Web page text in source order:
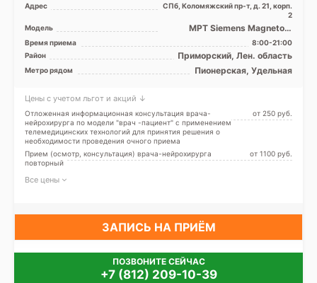
Адрес
СПб, Коломяжский пр-т, д. 21, корп.
2
Модель
МРТ Siemens Magnetom
Magnetom Espree 1.5 Тесла,
КТ Philips Ingenuity E ...
Время приема
8:00-21:00
Район
Приморский, Лен. область
Метро рядом Пионерская, Удельная
Цены с учетом льгот и акций ↓
Отложенная информационная консультация врача-
нейрохирурга по модели "врач -пациент" с применением
телемедицинских технологий для принятия решения о
необходимости проведения очного приема
от 250 pуб.
Прием (осмотр, консультация) врача-нейрохирурга
повторный
от 1100 pуб.
Все цены
ЗАПИСЬ НА ПРИЁМ
ПОЗВОНИТЕ СЕЙЧАС
+7 (812) 209-10-39